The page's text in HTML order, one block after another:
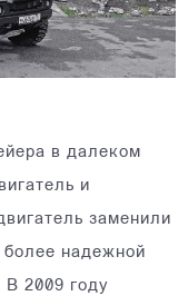
в далеком
и
заменили
надежной
2009 году